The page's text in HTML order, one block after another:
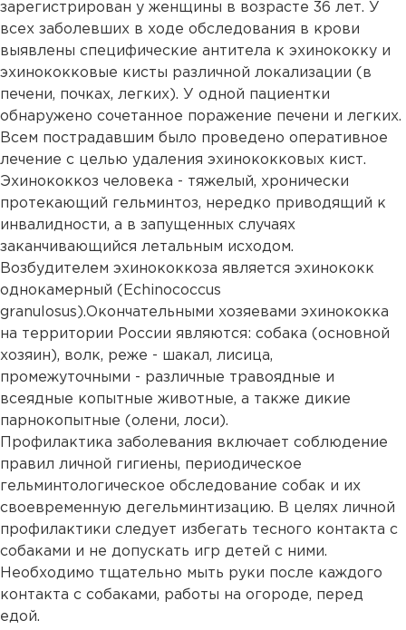
зарегистрирован у женщины в возрасте 36 лет. У
всех заболевших в ходе обследования в крови
выявлены специфические антитела к эхинококку и
эхинококковые кисты различной локализации (в
печени, почках, легких). У одной пациентки
обнаружено сочетанное поражение печени и легких.
Всем пострадавшим было проведено оперативное
лечение с целью удаления эхинококковых кист.
Эхинококкоз человека - тяжелый, хронически
протекающий гельминтоз, нередко приводящий к
инвалидности, а в запущенных случаях
заканчивающийся летальным исходом.
Возбудителем эхинококкоза является эхинококк
однокамерный (Echinococcus
granulosus).Окончательными хозяевами эхинококка
на территории России являются: собака (основной
хозяин), волк, реже - шакал, лисица,
промежуточными - различные травоядные и
всеядные копытные животные, а также дикие
парнокопытные (олени, лоси).
Профилактика заболевания включает соблюдение
правил личной гигиены, периодическое
гельминтологическое обследование собак и их
своевременную дегельминтизацию. В целях личной
профилактики следует избегать тесного контакта с
собаками и не допускать игр детей с ними.
Необходимо тщательно мыть руки после каждого
контакта с собаками, работы на огороде, перед
едой.